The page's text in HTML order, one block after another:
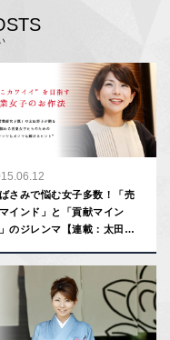
さみで悩む女子多数！「売
マインド」と「貢献マイン
」のジレンマ【連載：太田彩